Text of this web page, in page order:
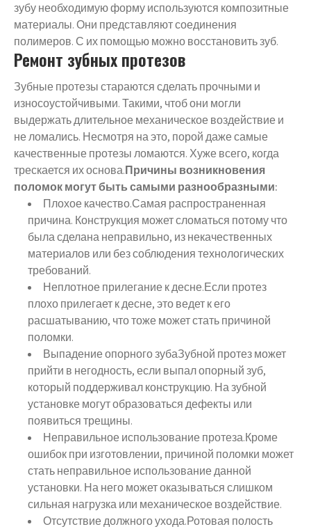
зубу необходимую форму используются композитные
материалы. Они представляют соединения
полимеров. С их помощью можно восстановить зуб.
Ремонт зубных протезов
Зубные протезы стараются сделать прочными и
износоустойчивыми. Такими, чтоб они могли
выдержать длительное механическое воздействие и
не ломались. Несмотря на это, порой даже самые
качественные протезы ломаются. Хуже всего, когда
трескается их основа.Причины возникновения
поломок могут быть самыми разнообразными:
Плохое качество.Самая распространенная
причина. Конструкция может сломаться потому что
была сделана неправильно, из некачественных
материалов или без соблюдения технологических
требований.
Неплотное прилегание к десне.Если протез
плохо прилегает к десне, это ведет к его
расшатыванию, что тоже может стать причиной
поломки.
Выпадение опорного зубаЗубной протез может
прийти в негодность, если выпал опорный зуб,
который поддерживал конструкцию. На зубной
установке могут образоваться дефекты или
появиться трещины.
Неправильное использование протеза.Кроме
ошибок при изготовлении, причиной поломки может
стать неправильное использование данной
установки. На него может оказываться слишком
сильная нагрузка или механическое воздействие.
Отсутствие должного ухода.Ротовая полость